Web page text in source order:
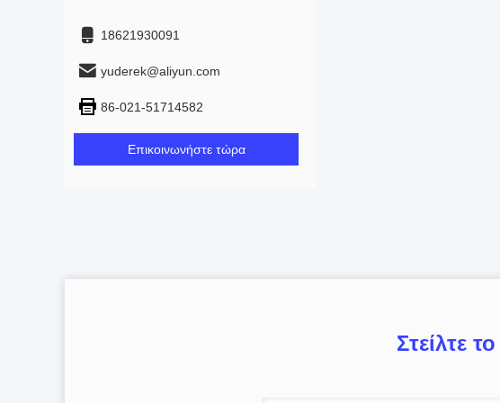
18621930091
yuderek@aliyun.com
86-021-51714582
Επικοινωνήστε τώρα
Στείλτε